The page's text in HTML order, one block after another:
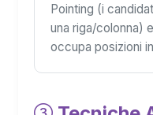
Pointing (i
una riga/colonna)
occupa posizioni